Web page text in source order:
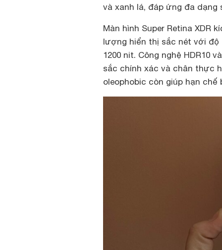
và xanh lá, đáp ứng đa
Màn hình Super Retina XDR
lượng hiển thị sắc nét với độ
1200 nit. Công nghệ HDR10
sắc chính xác và chân thực
oleophobic còn giúp hạn